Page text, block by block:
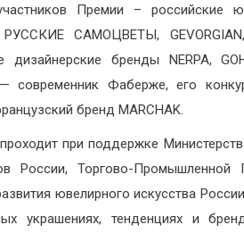
Премии – российские
САМОЦВЕТЫ,
дизайнерские бренды NERPA,
современник Фаберже, его
бренд MARCHAK.
при поддержке
России, Торгово-Промышленной
ювелирного искусства
украшениях, тенденциях и